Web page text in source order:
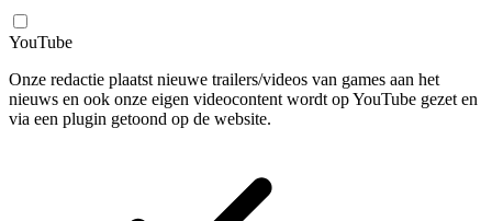
YouTube
Onze redactie plaatst nieuwe trailers/videos van games aan het
nieuws en ook onze eigen videocontent wordt op YouTube gezet en
via een plugin getoond op de website.